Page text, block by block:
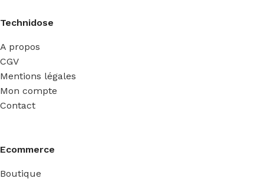
Technidose
A propos
CGV
Mentions légales
Mon compte
Contact
Ecommerce
Boutique